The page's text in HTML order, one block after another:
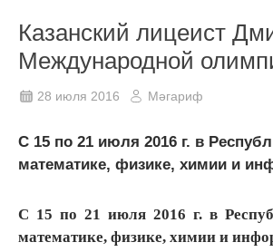
Казанский лицеист
Международной
28 июля 2016 Мәгариф
C 15 по 21 июля 2016 г. в
математике, физике, химии и
C 15 по 21 июля 2016 г. в
математике, физике, химии и